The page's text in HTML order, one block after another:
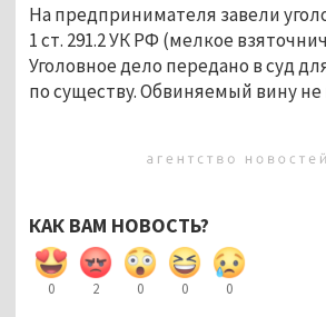
На предпринимателя завели
1 ст. 291.2 УК РФ (мелкое
Уголовное дело передано в суд
по существу. Обвиняемый вину не
КАК ВАМ НОВОСТЬ?
0 2 0 0 0